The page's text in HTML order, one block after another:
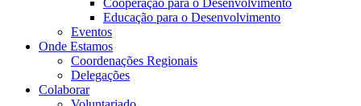
Cooperação para o Desenvolvimento
Educação para o Desenvolvimento
Eventos
Onde Estamos
Coordenações Regionais
Delegações
Colaborar